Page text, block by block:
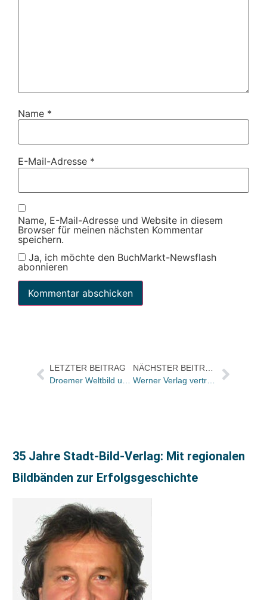
Name *
E-Mail-Adresse *
Name, E-Mail-Adresse und Website in diesem
Browser für meinen nächsten Kommentar
speichern.
Ja, ich möchte den BuchMarkt-Newsflash
abonnieren
LETZTER BEITRAG
35 Jahre Stadt-Bild-Verlag: Mit regionalen
Bildbänden zur Erfolgsgeschichte